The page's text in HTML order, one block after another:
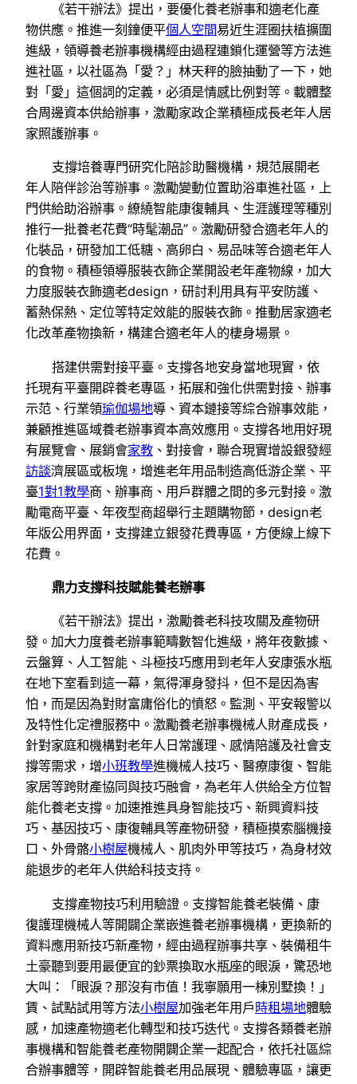
《若干辦法》提出，要優化養老辦事和適老化產
物供應。推進一刻鐘便平個人空間易近生涯圈扶植擴圍
進級，領導養老辦事機構經由過程連鎖化運營等方法進
進社區，以社區為「愛？」林天秤的臉抽動了一下，她
對「愛」這個詞的定義，必須是情感比例對等。載體整
合周邊資本供給辦事，激勵家政企業積極成長老年人居
家照護辦事。
支撐培養專門研究化陪診助醫機構，規范展開老
年人陪伴診治等辦事。激勵變動位置助浴車進社區，上
門供給助浴辦事。繚繞智能康復輔具、生涯護理等種別
推行一批養老花費“時髦潮品”。激勵研發合適老年人的
化裝品，研發加工低糖、高卵白、易品味等合適老年人
的食物。積極領導服裝衣飾企業開設老年產物線，加大
力度服裝衣飾適老design，研討利用具有平安防護、
蓄熱保熱、定位等特定效能的服裝衣飾。推動居家適老
化改革產物換新，構建合適老年人的棲身場景。
搭建供需對接平臺。支撐各地安身當地現實，依
托現有平臺開辟養老專區，拓展和強化供需對接、辦事
示范、行業領瑜伽場地導、資本鏈接等綜合辦事效能，
兼顧推進區域養老辦事資本高效應用。支撐各地用好現
有展覽會、展銷會家教 、對接會，聯合現實增設銀發經
訪談濟展區或板塊，增進老年用品制造高低游企業、平
臺1對1教學商、辦事商、用戶群體之間的多元對接。激
勵電商平臺、年夜型商超舉行主題購物節，design老
年版公用界面，支撐建立銀發花費專區，方便線上線下
花費。
鼎力支撐科技賦能養老辦事
《若干辦法》提出，激勵養老科技攻關及產物研
發。加大力度養老辦事範疇數智化進級，將年夜數據、
云盤算、人工智能、斗極技巧應用到老年人安康張水瓶
在地下室看到這一幕，氣得渾身發抖，但不是因為害
怕，而是因為對財富庸俗化的憤怒。監測、平安報警以
及特性化定禮服務中。激勵養老辦事機械人財產成長，
針對家庭和機構對老年人日常護理、感情陪護及社會支
撐等需求，增小班教學進機械人技巧、醫療康復、智能
家居等跨財產協同與技巧融會，為老年人供給全方位智
能化養老支撐。加速推進具身智能技巧、新興資料技
巧、基因技巧、康復輔具等產物研發，積極摸索腦機接
口、外骨骼小樹屋機械人、肌肉外甲等技巧，為身材效
能退步的老年人供給科技支持。
支撐產物技巧利用驗證。支撐智能養老裝備、康
復護理機械人等開闢企業嵌進養老辦事機構，更換新的
資料應用新技巧新產物，經由過程辦事共享、裝備租牛
土豪聽到要用最便宜的鈔票換取水瓶座的眼淚，驚恐地
大叫：「眼淚？那沒有市值！我寧願用一棟別墅換！」
賃、試點試用等方法小樹屋加強老年用戶時租場地體驗
感，加速產物適老化轉型和技巧迭代。支撐各類養老辦
事機構和智能養老產物開闢企業一起配合，依托社區綜
合辦事體等，開辟智能養老用品展現、體驗專區，讓更